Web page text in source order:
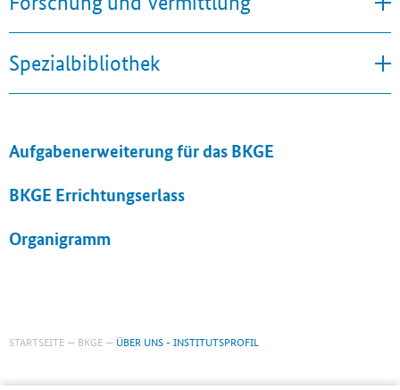
Spezialbibliothek
Aufgabenerweiterung für das BKGE
BKGE Errichtungserlass
Organigramm
STARTSEITE BKGE ÜBER UNS - INSTITUTSPROFIL